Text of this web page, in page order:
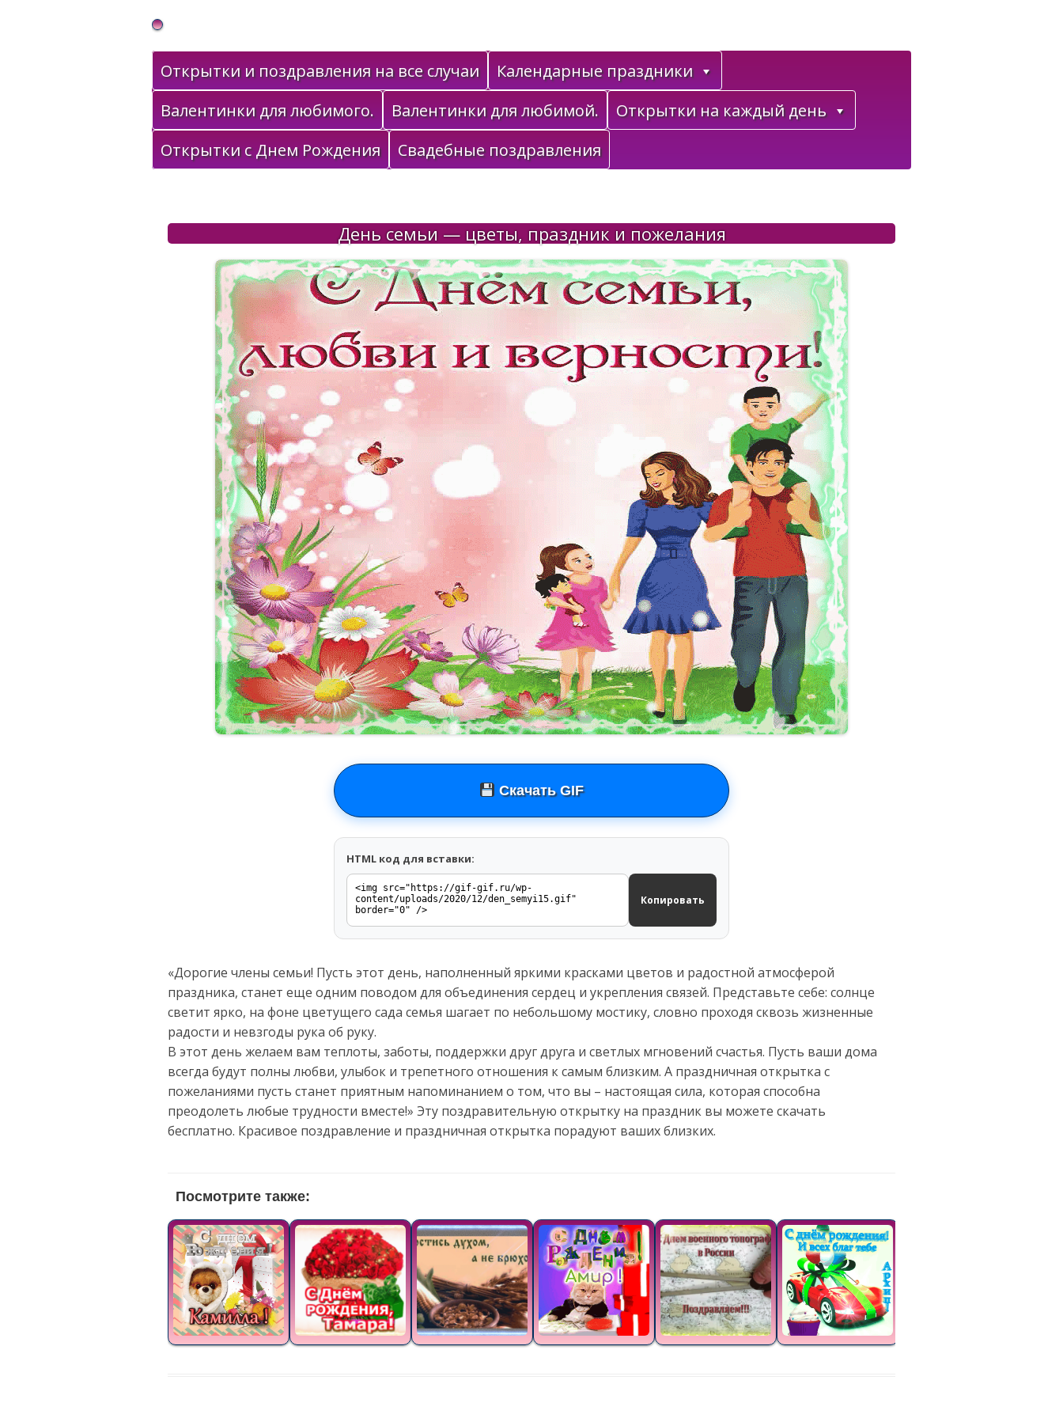
Gif Открытки в подарок
Открытки и поздравления на все случаи
Календарные праздники
Валентинки для любимого.
Валентинки для любимой.
Открытки на каждый день
Открытки с Днем Рождения
Свадебные поздравления
День семьи — цветы, праздник и пожелания
Скачать GIF
HTML код для вставки:
Копировать
«Дорогие члены семьи! Пусть этот день, наполненный яркими красками цветов и радостной атмосферой
праздника, станет еще одним поводом для объединения сердец и укрепления связей. Представьте себе: солнце
светит ярко, на фоне цветущего сада семья шагает по небольшому мостику, словно проходя сквозь жизненные
радости и невзгоды рука об руку.
В этот день желаем вам теплоты, заботы, поддержки друг друга и светлых мгновений счастья. Пусть ваши дома
всегда будут полны любви, улыбок и трепетного отношения к самым близким. А праздничная открытка с
пожеланиями пусть станет приятным напоминанием о том, что вы – настоящая сила, которая способна
преодолеть любые трудности вместе!» Эту поздравительную открытку на праздник вы можете скачать
бесплатно. Красивое поздравление и праздничная открытка порадуют ваших близких.
Посмотрите также: